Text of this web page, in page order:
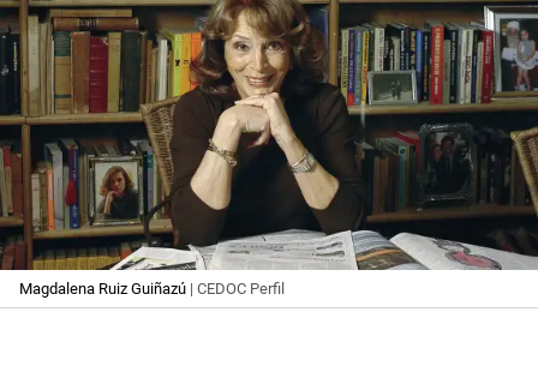
Magdalena Ruiz Guiñazú | CEDOC Perfil